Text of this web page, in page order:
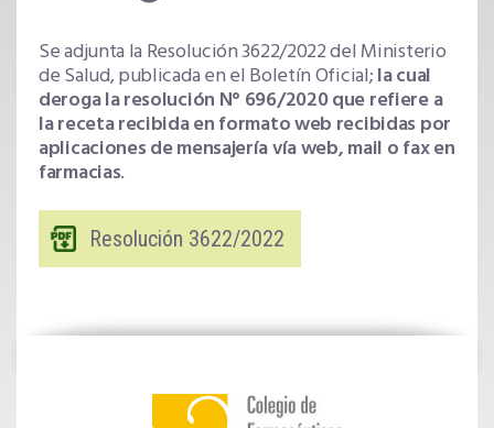
Se adjunta la Resolución 3622/2022 del Ministerio
de Salud, publicada en el Boletín Oficial;la cual
deroga la resolución N° 696/2020 que refiere a
la receta recibida en formato web recibidas por
aplicaciones de mensajería vía web, mail o fax en
farmacias.
Resolución 3622/2022